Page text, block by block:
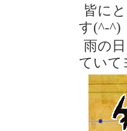
皆に
す(^-^)
雨の
ていて